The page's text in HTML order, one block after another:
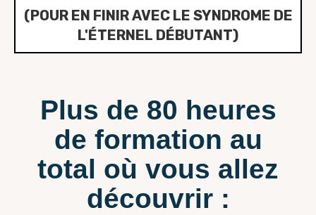
(POUR EN FINIR AVEC LE SYNDROME DE
L'ÉTERNEL DÉBUTANT)
Plus de 80 heures
de formation au
total où vous allez
découvrir :